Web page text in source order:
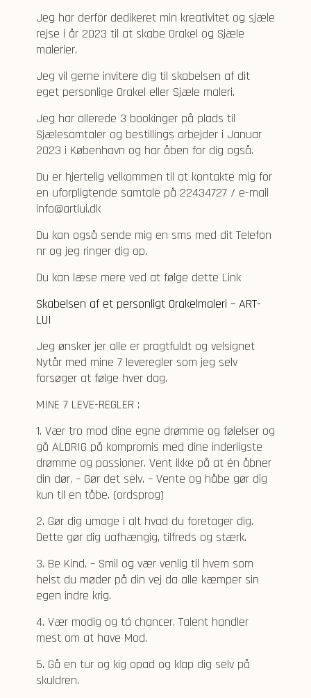
Jeg har derfor dedikeret min kreativitet og sjæle
rejse i år 2023 til at skabe Orakel og Sjæle
malerier.
Jeg vil gerne invitere dig til skabelsen af dit
eget personlige Orakel eller Sjæle maleri.
Jeg har allerede 3 bookinger på plads til
Sjælesamtaler og bestillings arbejder i Januar
2023 i København og har åben for dig også.
Du er hjertelig velkommen til at kontakte mig for
en uforpligtende samtale på 22434727 / e-mail
info@artlui.dk
Du kan også sende mig en sms med dit Telefon
nr og jeg ringer dig op.
Du kan læse mere ved at følge dette Link
Skabelsen af et personligt Orakelmaleri – ART-
LUI
Jeg ønsker jer alle er pragtfuldt og velsignet
Nytår med mine 7 leveregler som jeg selv
forsøger at følge hver dag.
MINE 7 LEVE-REGLER :
1. Vær tro mod dine egne drømme og følelser og
gå ALDRIG på kompromis med dine inderligste
drømme og passioner. Vent ikke på at én åbner
din dør, – Gør det selv. – Vente og håbe gør dig
kun til en tåbe. (ordsprog)
2. Gør dig umage i alt hvad du foretager dig.
Dette gør dig uafhængig, tilfreds og stærk.
3. Be Kind, – Smil og vær venlig til hvem som
helst du møder på din vej da alle kæmper sin
egen indre krig.
4. Vær modig og tá chancer. Talent handler
mest om at have Mod.
5. Gå en tur og kig opad og klap dig selv på
skuldren.